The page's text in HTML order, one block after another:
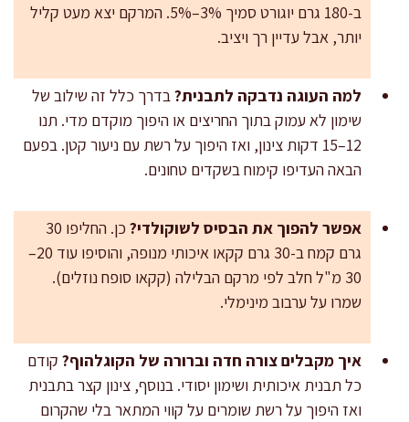
ב-180 גרם יוגורט סמיך 3%–5%. המרקם יצא מעט קליל
יותר, אבל עדיין רך ויציב.
למה העוגה נדבקה לתבנית?בדרך כלל זה שילוב של
שימון לא עמוק בתוך החריצים או היפוך מוקדם מדי. תנו
12–15 דקות צינון, ואז היפוך על רשת עם ניעור קטן. בפעם
הבאה העדיפו קימוח בשקדים טחונים.
אפשר להפוך את הבסיס לשוקולדי?
כן. החליפו 30
גרם קמח ב-30 גרם קקאו איכותי מנופה, והוסיפו עוד 20–
30 מ"ל חלב לפי מרקם הבלילה (קקאו סופח נוזלים).
שמרו על ערבוב מינימלי.
איך מקבלים צורה חדה וברורה של הקוגלהוף? קודם
כל תבנית איכותית ושימון יסודי. בנוסף, צינון קצר בתבנית
ואז היפוך על רשת שומרים על קווי המתאר בלי שהקרום